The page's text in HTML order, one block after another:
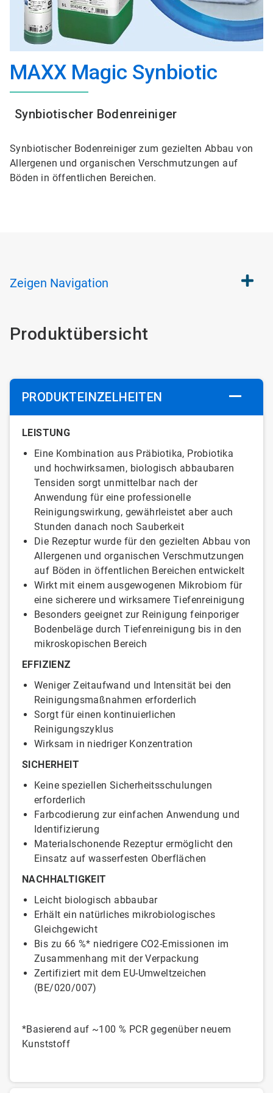
MAXX Magic Synbiotic
Synbiotischer Bodenreiniger
Synbiotischer Bodenreiniger zum gezielten Abbau von
Allergenen und organischen Verschmutzungen auf
Böden in öffentlichen Bereichen.
Zeigen Navigation
Produktübersicht
PRODUKTEINZELHEITEN
LEISTUNG
Eine Kombination aus Präbiotika, Probiotika
und hochwirksamen, biologisch abbaubaren
Tensiden sorgt unmittelbar nach der
Anwendung für eine professionelle
Reinigungswirkung, gewährleistet aber auch
Stunden danach noch Sauberkeit
Die Rezeptur wurde für den gezielten Abbau von
Allergenen und organischen Verschmutzungen
auf Böden in öffentlichen Bereichen entwickelt
Wirkt mit einem ausgewogenen Mikrobiom für
eine sicherere und wirksamere Tiefenreinigung
Besonders geeignet zur Reinigung feinporiger
Bodenbeläge durch Tiefenreinigung bis in den
mikroskopischen Bereich
EFFIZIENZ
Weniger Zeitaufwand und Intensität bei den
Reinigungsmaßnahmen erforderlich
Sorgt für einen kontinuierlichen
Reinigungszyklus
Wirksam in niedriger Konzentration
SICHERHEIT
Keine speziellen Sicherheitsschulungen
erforderlich
Farbcodierung zur einfachen Anwendung und
Identifizierung
Materialschonende Rezeptur ermöglicht den
Einsatz auf wasserfesten Oberflächen​​​​​​​
NACHHALTIGKEIT
Leicht biologisch abbaubar
Erhält ein natürliches mikrobiologisches
Gleichgewicht
Bis zu 66 %* niedrigere CO2-Emissionen im
Zusammenhang mit der Verpackung
Zertifiziert mit dem EU-Umweltzeichen
(BE/020/007)
*Basierend auf ~100 % PCR gegenüber neuem
Kunststoff